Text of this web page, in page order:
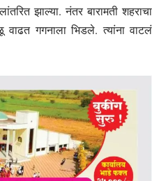
झाल्या. नंतर बारामती शहराचा
वाढत गगनाला भिडले. त्यांना वाटलं